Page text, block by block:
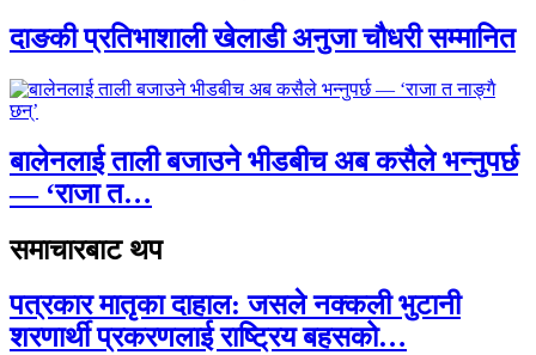
दाङकी प्रतिभाशाली खेलाडी अनुजा चौधरी सम्मानित
बालेनलाई ताली बजाउने भीडबीच अब कसैले भन्नुपर्छ
— ‘राजा त…
समाचारबाट थप
पत्रकार मातृका दाहाल: जसले नक्कली भुटानी
शरणार्थी प्रकरणलाई राष्ट्रिय बहसको…